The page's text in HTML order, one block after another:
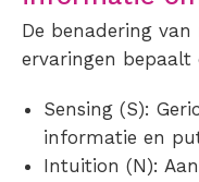
De benadering
ervaringen bepaalt
Sensing (S):
informatie en
Intuition (N):